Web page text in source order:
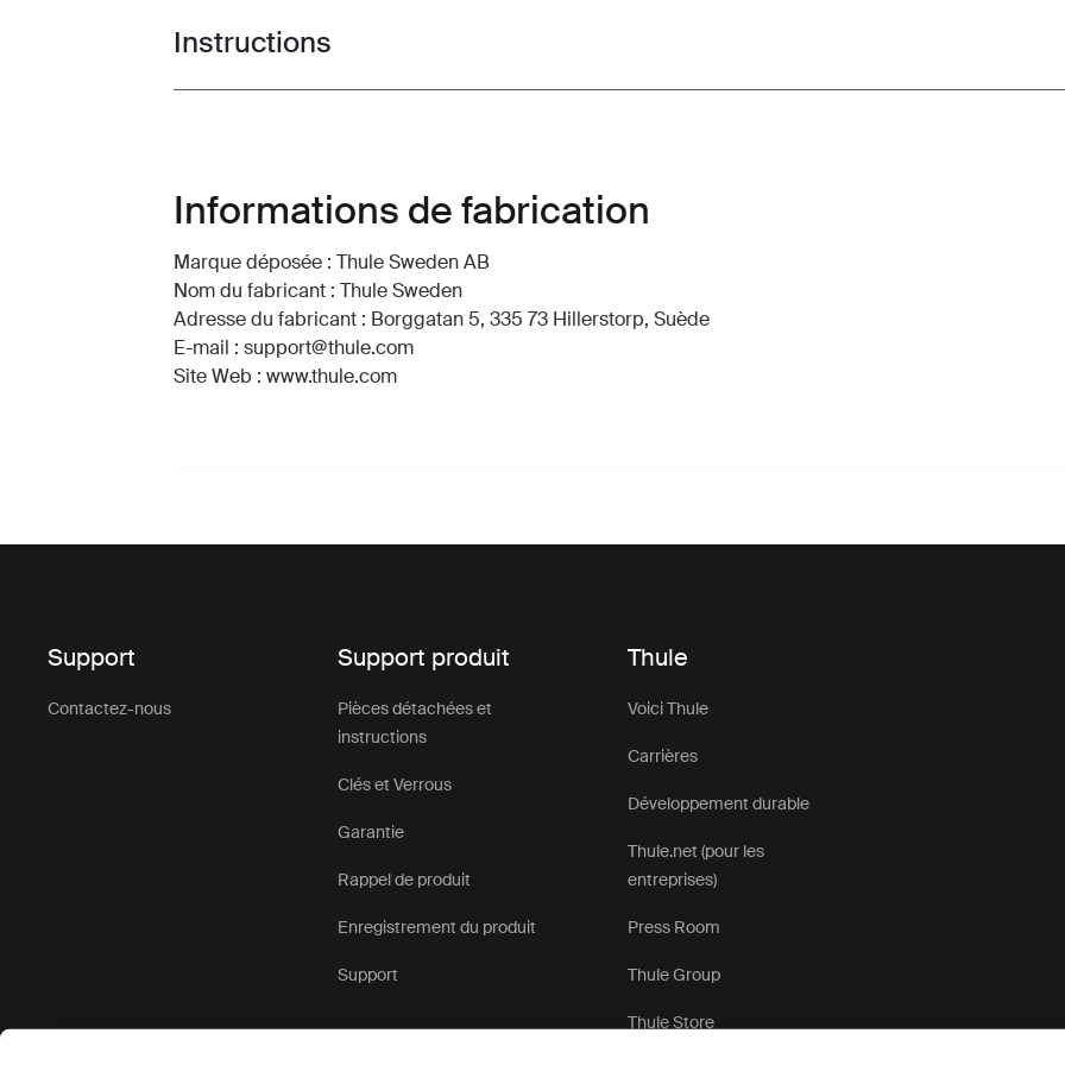
Toggle guides and instructions
Instructions
Informations de fabrication
Marque déposée : Thule Sweden AB
Nom du fabricant : Thule Sweden
Adresse du fabricant : Borggatan 5, 335 73 Hillerstorp, Suède
E-mail : support@thule.com
Site Web : www.thule.com
Support
Contactez-nous
Support produit
Pièces détachées et
instructions
Clés et Verrous
Garantie
Rappel de produit
Enregistrement du produit
Support
Thule
Voici Thule
Carrières
Développement durable
Thule.net (pour les
entreprises)
Press Room
Thule Group
Thule Store